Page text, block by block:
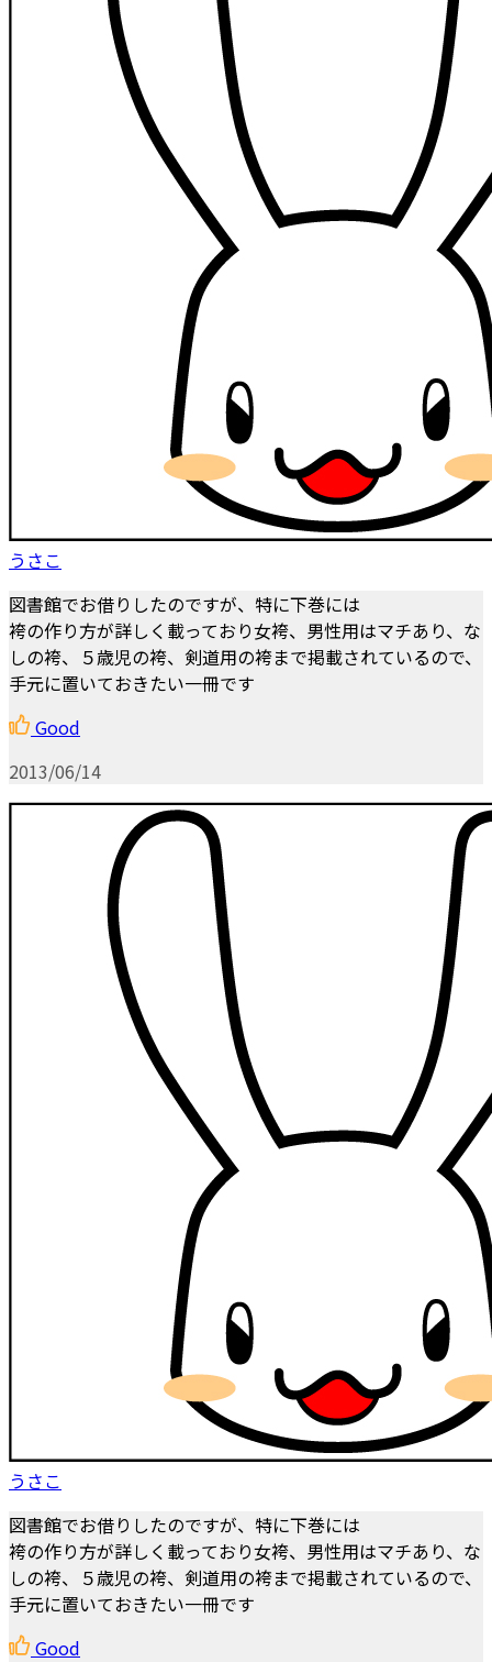
うさこ
図書館でお借りしたのですが、特に下巻には
袴の作り方が詳しく載っており女袴、男性用はマチあり、な
しの袴、５歳児の袴、剣道用の袴まで掲載されているので、
手元に置いておきたい一冊です
Good
2013/06/14
うさこ
図書館でお借りしたのですが、特に下巻には
袴の作り方が詳しく載っており女袴、男性用はマチあり、な
しの袴、５歳児の袴、剣道用の袴まで掲載されているので、
手元に置いておきたい一冊です
Good